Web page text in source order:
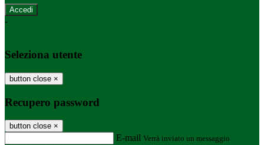
-
Seleziona utente
button close ×
Recupero password
button close ×
E-mail Verrà inviato un messaggio